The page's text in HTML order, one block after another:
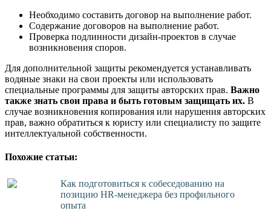
Необходимо составить договор на выполнение работ.
Содержание договоров на выполнение работ.
Проверка подлинности дизайн-проектов в случае
возникновения споров.
Для дополнительной защиты рекомендуется устанавливать
водяные знаки на свои проекты или использовать
специальные программы для защиты авторских прав. Важно
также знать свои права и быть готовым защищать их. В
случае возникновения копирования или нарушения авторских
прав, важно обратиться к юристу или специалисту по защите
интеллектуальной собственности.
Похожие статьи:
Как подготовиться к собеседованию на
позицию HR-менеджера без профильного
опыта